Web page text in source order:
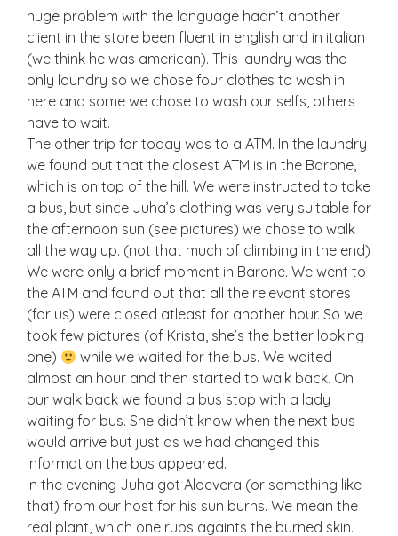
huge problem with the language hadn’t another
client in the store been fluent in english and in italian
(we think he was american). This laundry was the
only laundry so we chose four clothes to wash in
here and some we chose to wash our selfs, others
have to wait.
The other trip for today was to a ATM. In the laundry
we found out that the closest ATM is in the Barone,
which is on top of the hill. We were instructed to take
a bus, but since Juha’s clothing was very suitable for
the afternoon sun (see pictures) we chose to walk
all the way up. (not that much of climbing in the end)
We were only a brief moment in Barone. We went to
the ATM and found out that all the relevant stores
(for us) were closed atleast for another hour. So we
took few pictures (of Krista, she’s the better looking
one)
while we waited for the bus. We waited
almost an hour and then started to walk back. On
our walk back we found a bus stop with a lady
waiting for bus. She didn’t know when the next bus
would arrive but just as we had changed this
information the bus appeared.
In the evening Juha got Aloevera (or something like
that) from our host for his sun burns. We mean the
real plant, which one rubs againts the burned skin.